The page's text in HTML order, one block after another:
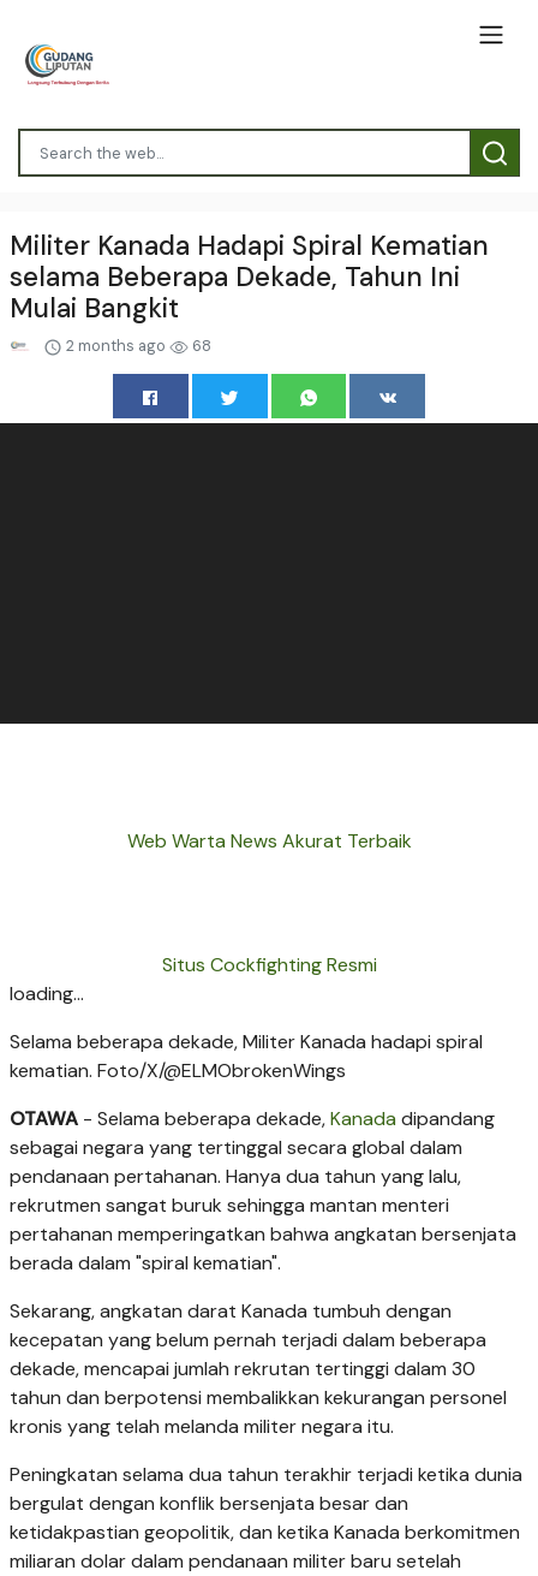
Militer Kanada Hadapi Spiral Kematian
selama Beberapa Dekade, Tahun Ini
Mulai Bangkit
2 months ago 68
Web Warta News Akurat Terbaik
Situs Cockfighting Resmi
loading...
Selama beberapa dekade, Militer Kanada hadapi spiral
kematian. Foto/X/@ELMObrokenWings
OTAWA - Selama beberapa dekade,Kanada dipandang
sebagai negara yang tertinggal secara global dalam
pendanaan pertahanan. Hanya dua tahun yang lalu,
rekrutmen sangat buruk sehingga mantan menteri
pertahanan memperingatkan bahwa angkatan bersenjata
berada dalam "spiral kematian".
Sekarang, angkatan darat Kanada tumbuh dengan
kecepatan yang belum pernah terjadi dalam beberapa
dekade, mencapai jumlah rekrutan tertinggi dalam 30
tahun dan berpotensi membalikkan kekurangan personel
kronis yang telah melanda militer negara itu.
Peningkatan selama dua tahun terakhir terjadi ketika dunia
bergulat dengan konflik bersenjata besar dan
ketidakpastian geopolitik, dan ketika Kanada berkomitmen
miliaran dolar dalam pendanaan militer baru setelah